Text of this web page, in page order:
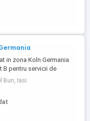
in zona Koln Germania
B pentru servicii de
avantajoasa,
contract de
nedeterminata ,
plătit, bonusuri pentru
Bun, Iasi